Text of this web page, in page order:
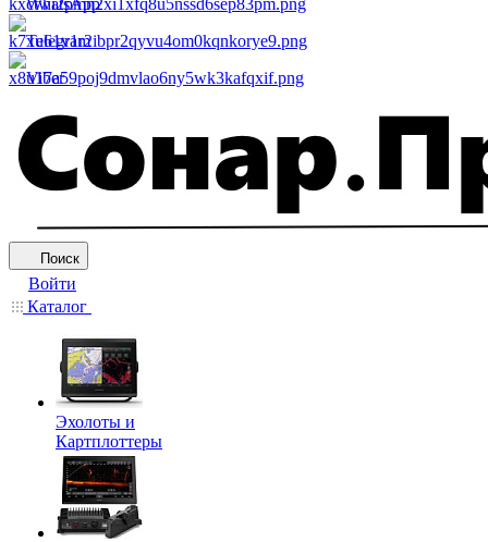
WhatsApp
Telegram
Viber
Поиск
Войти
Каталог
Эхолоты и
Картплоттеры